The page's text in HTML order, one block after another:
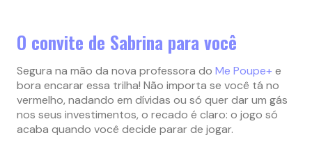
O convite de Sabrina para você
Segura na mão da nova professora do Me Poupe+ e
bora encarar essa trilha! Não importa se você tá no
vermelho, nadando em dívidas ou só quer dar um gás
nos seus investimentos, o recado é claro: o jogo só
acaba quando você decide parar de jogar.